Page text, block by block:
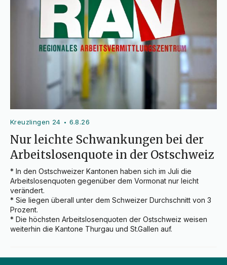
Kreuzlingen 24 • 6.8.26
Nur leichte Schwankungen bei der
Arbeitslosenquote in der Ostschweiz
* In den Ostschweizer Kantonen haben sich im Juli die
Arbeitslosenquoten gegenüber dem Vormonat nur leicht
verändert.
* Sie liegen überall unter dem Schweizer Durchschnitt von 3
Prozent.
* Die höchsten Arbeitslosenquoten der Ostschweiz weisen
weiterhin die Kantone Thurgau und St.Gallen auf.